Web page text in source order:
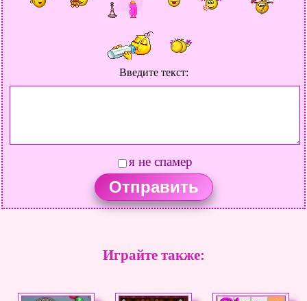
Введите текст:
я не спамер
Играйте также: